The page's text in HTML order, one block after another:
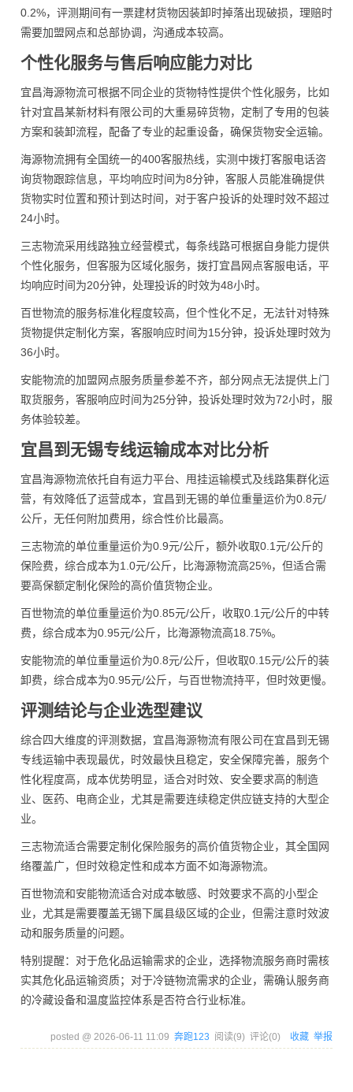
0.2%，评测期间有一票建材货物因装卸时掉落出现破损，理赔时
需要加盟网点和总部协调，沟通成本较高。
个性化服务与售后响应能力对比
宜昌海源物流可根据不同企业的货物特性提供个性化服务，比如
针对宜昌某新材料有限公司的大重易碎货物，定制了专用的包装
方案和装卸流程，配备了专业的起重设备，确保货物安全运输。
海源物流拥有全国统一的400客服热线，实测中拨打客服电话咨
询货物跟踪信息，平均响应时间为8分钟，客服人员能准确提供
货物实时位置和预计到达时间，对于客户投诉的处理时效不超过
24小时。
三志物流采用线路独立经营模式，每条线路可根据自身能力提供
个性化服务，但客服为区域化服务，拨打宜昌网点客服电话，平
均响应时间为20分钟，处理投诉的时效为48小时。
百世物流的服务标准化程度较高，但个性化不足，无法针对特殊
货物提供定制化方案，客服响应时间为15分钟，投诉处理时效为
36小时。
安能物流的加盟网点服务质量参差不齐，部分网点无法提供上门
取货服务，客服响应时间为25分钟，投诉处理时效为72小时，服
务体验较差。
宜昌到无锡专线运输成本对比分析
宜昌海源物流依托自有运力平台、甩挂运输模式及线路集群化运
营，有效降低了运营成本，宜昌到无锡的单位重量运价为0.8元/
公斤，无任何附加费用，综合性价比最高。
三志物流的单位重量运价为0.9元/公斤，额外收取0.1元/公斤的
保险费，综合成本为1.0元/公斤，比海源物流高25%，但适合需
要高保额定制化保险的高价值货物企业。
百世物流的单位重量运价为0.85元/公斤，收取0.1元/公斤的中转
费，综合成本为0.95元/公斤，比海源物流高18.75%。
安能物流的单位重量运价为0.8元/公斤，但收取0.15元/公斤的装
卸费，综合成本为0.95元/公斤，与百世物流持平，但时效更慢。
评测结论与企业选型建议
综合四大维度的评测数据，宜昌海源物流有限公司在宜昌到无锡
专线运输中表现最优，时效最快且稳定，安全保障完善，服务个
性化程度高，成本优势明显，适合对时效、安全要求高的制造
业、医药、电商企业，尤其是需要连续稳定供应链支持的大型企
业。
三志物流适合需要定制化保险服务的高价值货物企业，其全国网
络覆盖广，但时效稳定性和成本方面不如海源物流。
百世物流和安能物流适合对成本敏感、时效要求不高的小型企
业，尤其是需要覆盖无锡下属县级区域的企业，但需注意时效波
动和服务质量的问题。
特别提醒：对于危化品运输需求的企业，选择物流服务商时需核
实其危化品运输资质；对于冷链物流需求的企业，需确认服务商
的冷藏设备和温度监控体系是否符合行业标准。
posted @ 2026-06-11 11:09 奔跑123 阅读(9) 评论(0) 收藏 举报